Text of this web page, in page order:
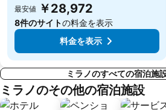
Forlanini Park
Porta
最安値 ￥28,972
8件のサイトの料金を表示
料金を表示
ミラノのすべての宿泊施
ミラノのその他の宿泊施設